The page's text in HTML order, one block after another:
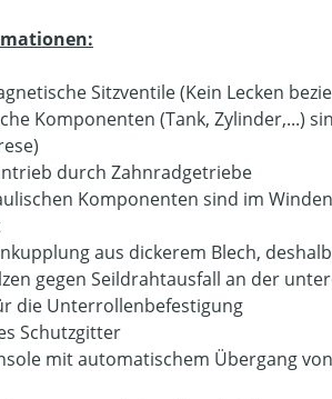
Sitzventile (Kein Lecken
Komponenten (Tank, Zylinder,...)
durch Zahnradgetriebe
Komponenten sind im
aus dickerem Blech,
gegen Seildrahtausfall an der
die Unterrollenbefestigung
Schutzgitter
mit automatischem Übergang